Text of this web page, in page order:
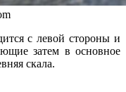
с левой стороны и
затем в основное
скала.